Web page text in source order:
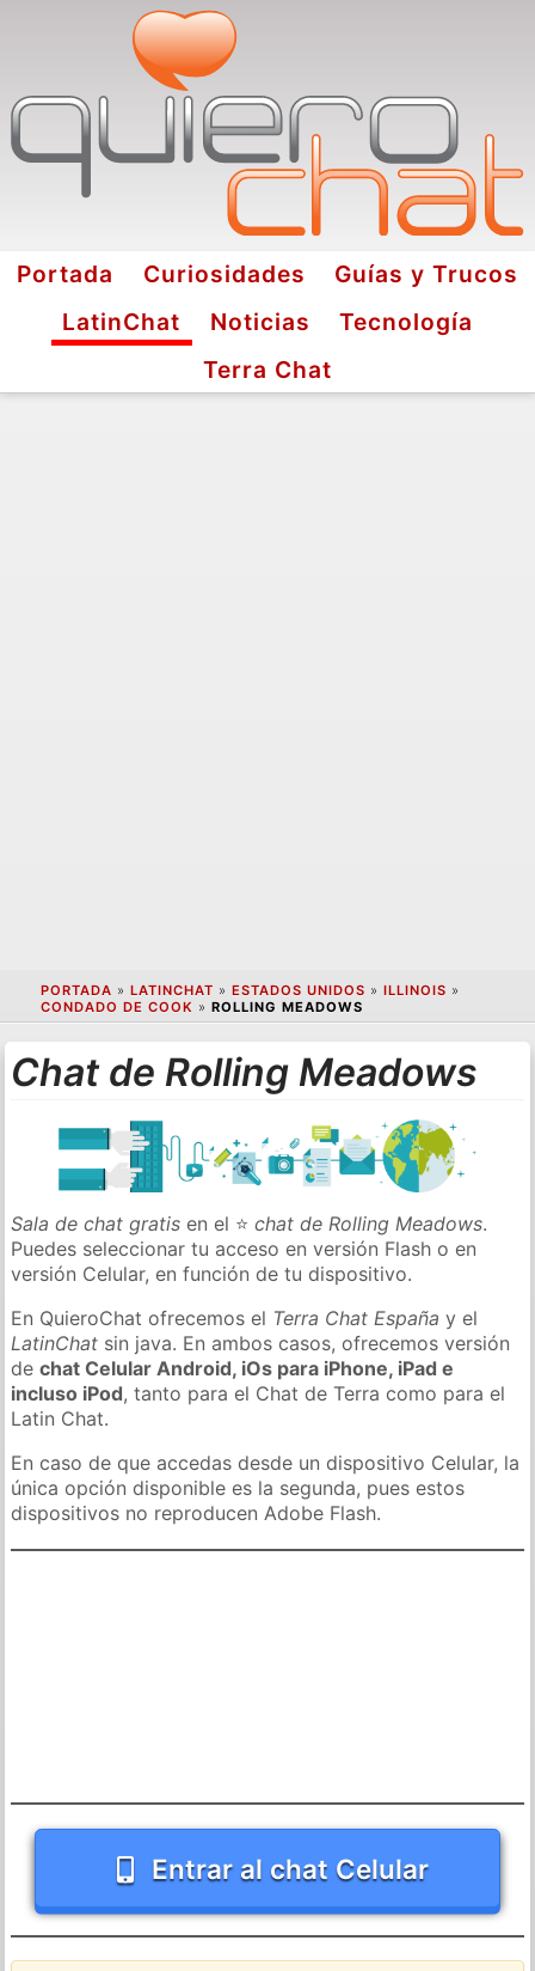
Portada Curiosidades
Guías y Trucos
LatinChat
Noticias
Tecnología
Terra Chat
PORTADA » LATINCHAT » ESTADOS UNIDOS » ILLINOIS »
CONDADO DE COOK » ROLLING MEADOWS
Chat de Rolling Meadows
Sala de chat gratis en el ⭐chat de Rolling Meadows.
Puedes seleccionar tu acceso en versión Flash o en
versión Celular, en función de tu dispositivo.
En QuieroChat ofrecemos el Terra Chat España y el
LatinChat sin java. En ambos casos, ofrecemos versión
dechat Celular Android, iOs para iPhone, iPad e
incluso iPod, tanto para el Chat de Terra como para el
Latin Chat.
En caso de que accedas desde un dispositivo Celular, la
única opción disponible es la segunda, pues estos
dispositivos no reproducen Adobe Flash.
Entrar al chat Celular